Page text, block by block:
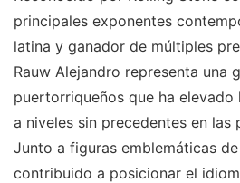
principales exponentes
latina y ganador de múltiples
Rauw Alejandro representa una
puertorriqueños que ha elevado
a niveles sin precedentes en las
Junto a figuras emblemáticas
contribuido a posicionar el